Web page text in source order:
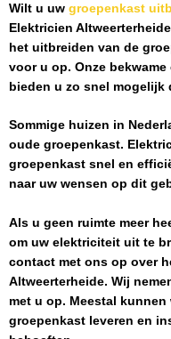
Wilt u uw groepenkast
Elektricien Altweerterheide
het uitbreiden van de
voor u op. Onze
bieden u zo snel
Sommige huizen in
oude groepenkast.
groepenkast snel en
naar uw wensen op dit
Als u geen ruimte meer
om uw elektriciteit uit te
contact met ons op over
Altweerterheide. Wij
met u op. Meestal
groepenkast leveren en